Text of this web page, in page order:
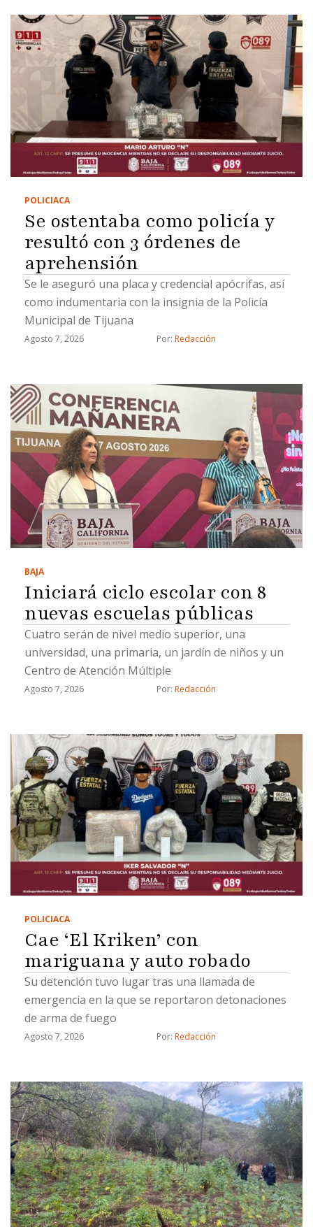
POLICIACA
Se ostentaba como policía y
resultó con 3 órdenes de
aprehensión
Se le aseguró una placa y credencial apócrifas, así
como indumentaria con la insignia de la Policía
Municipal de Tijuana
Agosto 7, 2026 Por: Redacción
BAJA
Iniciará ciclo escolar con 8
nuevas escuelas públicas
Cuatro serán de nivel medio superior, una
universidad, una primaria, un jardín de niños y un
Centro de Atención Múltiple
Agosto 7, 2026 Por: Redacción
POLICIACA
Cae ‘El Kriken’ con
mariguana y auto robado
Su detención tuvo lugar tras una llamada de
emergencia en la que se reportaron detonaciones
de arma de fuego
Agosto 7, 2026 Por: Redacción